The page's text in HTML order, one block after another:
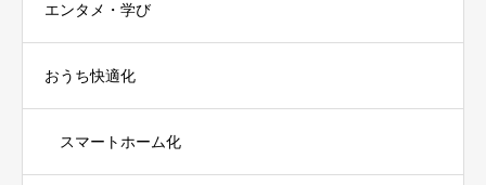
エンタメ・学び
おうち快適化
スマートホーム化